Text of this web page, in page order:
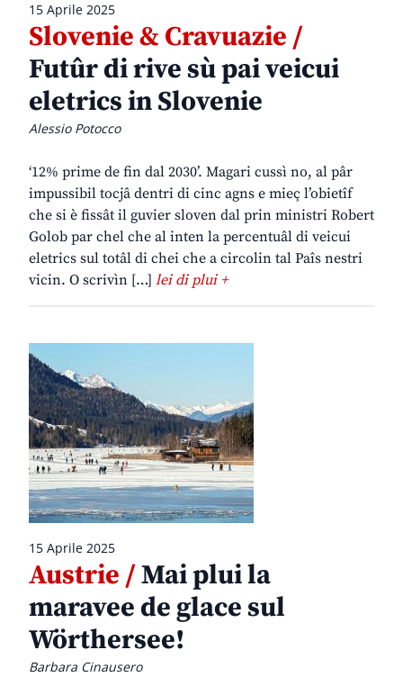
15 Aprile 2025
Slovenie & Cravuazie /
Futûr di rive sù pai veicui
eletrics in Slovenie
Alessio Potocco
‘12% prime de fin dal 2030’. Magari cussì no, al pâr
impussibil tocjâ dentri di cinc agns e mieç l’obietîf
che si è fissât il guvier sloven dal prin ministri Robert
Golob par chel che al inten la percentuâl di veicui
eletrics sul totâl di chei che a circolin tal Paîs nestri
vicin. O scrivìn […] lei di plui +
15 Aprile 2025
Austrie /Mai plui la
maravee de glace sul
Wörthersee!
Barbara Cinausero